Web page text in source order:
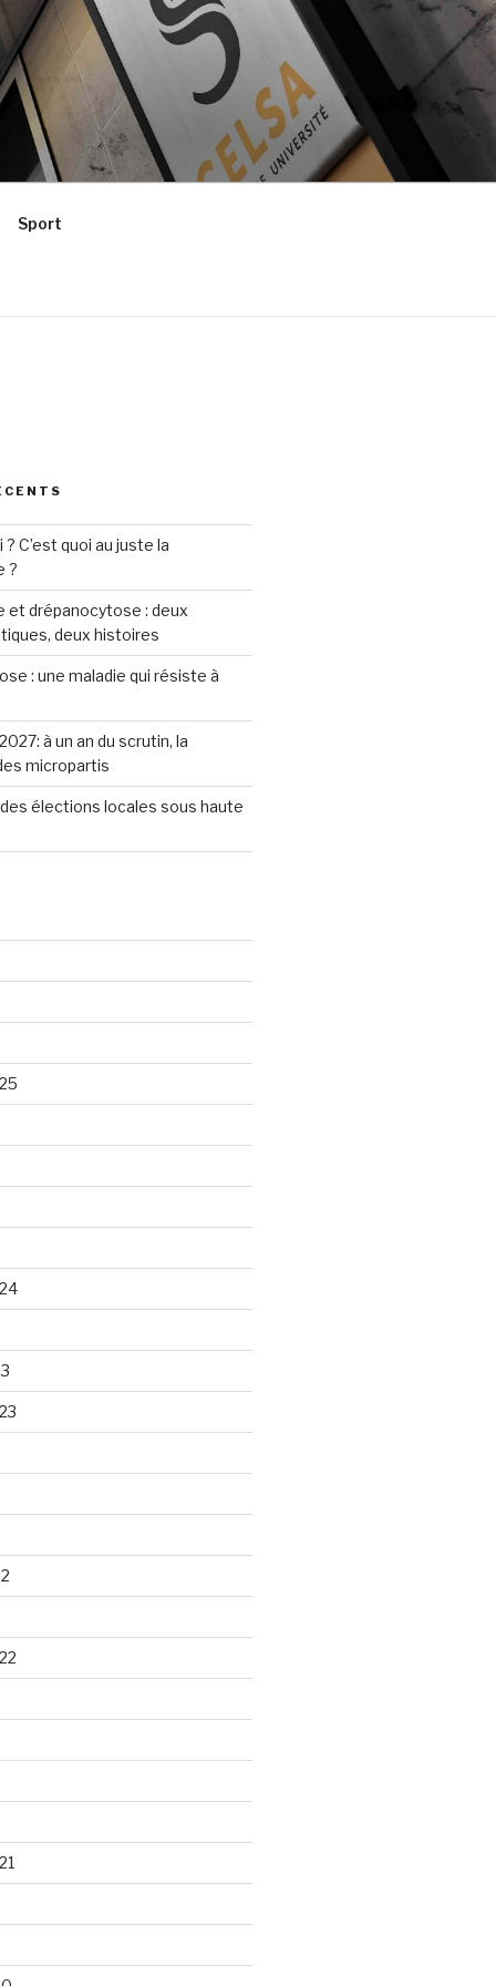
Sport
C’est quoi au juste la
?
et drépanocytose : deux
deux histoires
: une maladie qui résiste à
à un an du scrutin, la
micropartis
des élections locales sous haute